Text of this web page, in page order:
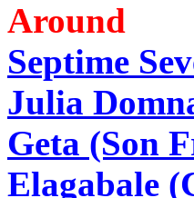
Around
Septime
Julia
Geta (Son
Elagabale